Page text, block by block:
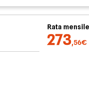
Rata mensile
273,56€